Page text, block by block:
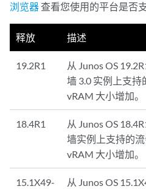
浏览器查看您使用的平台是否
释放 描述
19.2R1
从 Junos OS
墙 3.0 实例上支
vRAM 大小增加。
18.4R1
从 Junos OS
墙实例上支持的
vRAM 大小增加。
15.1X49-
从 Junos OS